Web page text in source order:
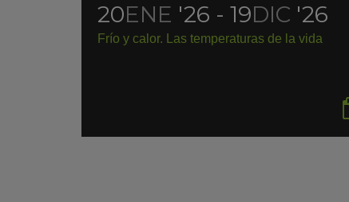
20ENE '26 - 19DIC '26
Frío y calor. Las temperaturas de la vida